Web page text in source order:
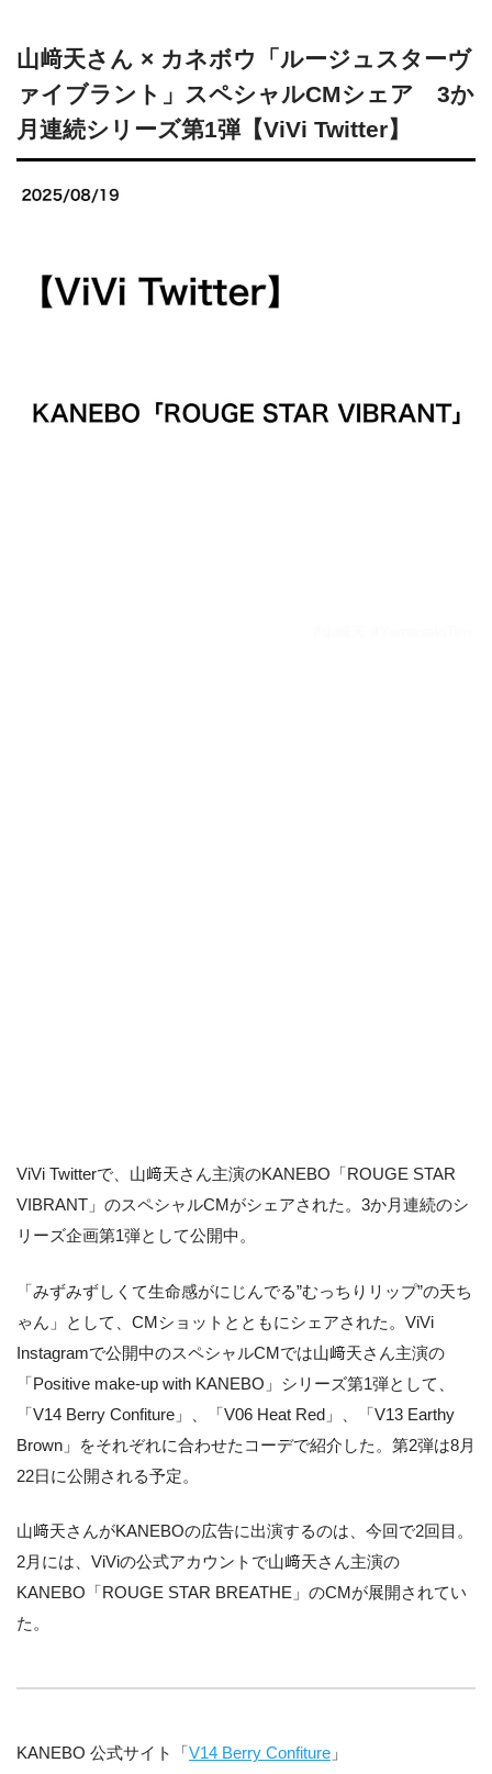
山﨑天さん × カネボウ「ルージュスターヴ
ァイブラント」スペシャルCMシェア 3か
月連続シリーズ第1弾【ViVi Twitter】
ViVi Twitterで、山﨑天さん主演のKANEBO「ROUGE STAR
VIBRANT」のスペシャルCMがシェアされた。3か月連続のシ
リーズ企画第1弾として公開中。
「みずみずしくて生命感がにじんでる”むっちりリップ”の天ち
ゃん」として、CMショットとともにシェアされた。ViVi
Instagramで公開中のスペシャルCMでは山﨑天さん主演の
「Positive make-up with KANEBO」シリーズ第1弾として、
「V14 Berry Confiture」、「V06 Heat Red」、「V13 Earthy
Brown」をそれぞれに合わせたコーデで紹介した。第2弾は8月
22日に公開される予定。
山﨑天さんがKANEBOの広告に出演するのは、今回で2回目。
2月には、ViViの公式アカウントで山﨑天さん主演の
KANEBO「ROUGE STAR BREATHE」のCMが展開されてい
た。
KANEBO 公式サイト「 V14 Berry Confiture 」